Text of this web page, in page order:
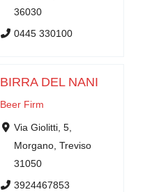
36030
0445 330100
BIRRA DEL NANI
Beer Firm
Via Giolitti, 5,
Morgano, Treviso
31050
3924467853